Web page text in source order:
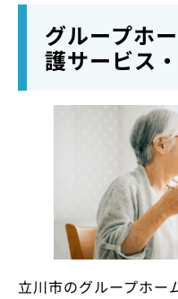
グループホ
護サービス
立川市のグループホー